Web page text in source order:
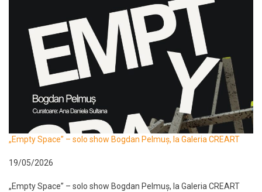
„Empty Space” – solo show Bogdan Pelmuș, la Galeria CREART
19/05/2026
„Empty Space” – solo show Bogdan Pelmuș, la Galeria CREART